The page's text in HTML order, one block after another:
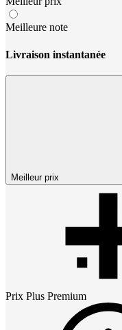
Meilleure note
Livraison instantanée
Meilleur prix
Prix Plus Premium